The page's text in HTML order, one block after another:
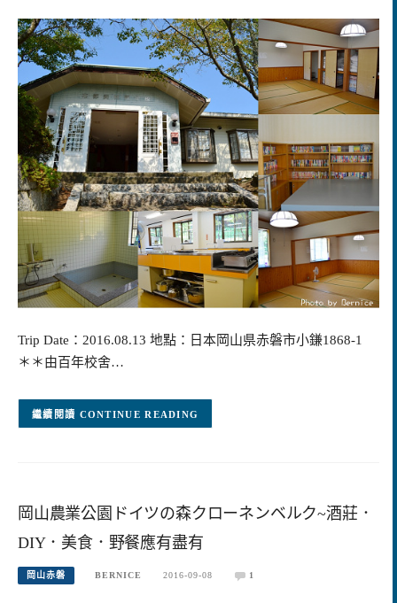
Trip Date：2016.08.13 地點：日本岡山県赤磐市小鎌1868-1
＊＊由百年校舍…
CONTINUE READING
岡山農業公園ドイツの森クローネンベルク~酒莊．
DIY．美食．野餐應有盡有
岡山赤磐 BERNICE 2016-09-08 1